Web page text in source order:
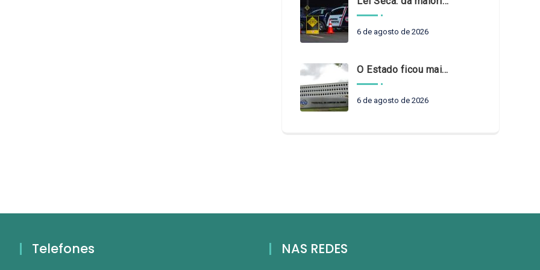
6 de agosto de 2026
O Estado ficou mais complexo. O controle precisa acompanhar
6 de agosto de 2026
Telefones NAS REDES